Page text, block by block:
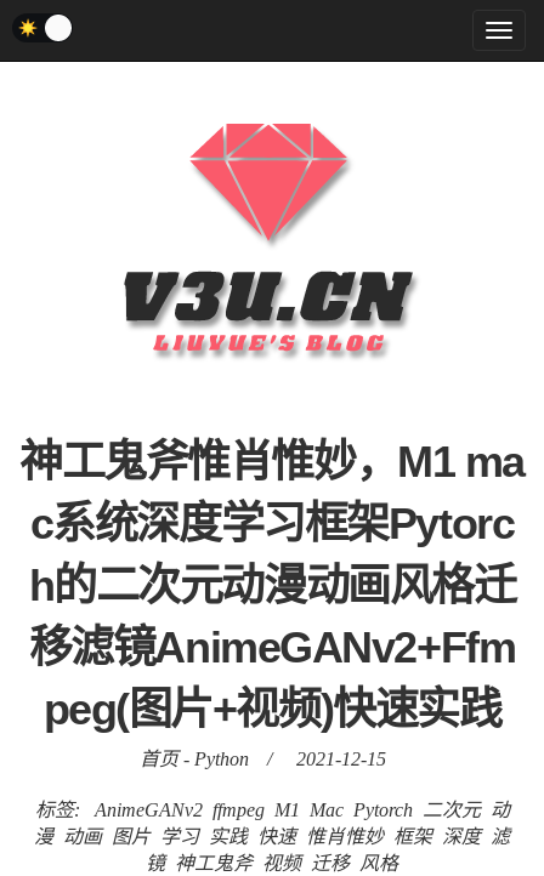
菜
单
神工鬼斧惟肖惟妙，M1 ma
c系统深度学习框架Pytorc
h的二次元动漫动画风格迁
移滤镜AnimeGANv2+Ffm
peg(图片+视频)快速实践
首页- Python / 2021-12-15
标签: AnimeGANv2 ffmpeg M1 Mac Pytorch 二次元 动
漫 动画 图片 学习 实践 快速 惟肖惟妙 框架 深度 滤
镜 神工鬼斧 视频 迁移 风格